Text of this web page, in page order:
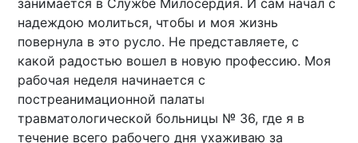
занимается в Службе Милосердия. И сам начал с
надеждою молиться, чтобы и моя жизнь
повернула в это русло. Не представляете, с
какой радостью вошел в новую профессию. Моя
рабочая неделя начинается с
постреанимационной палаты
травматологической больницы № 36, где я в
течение всего рабочего дня ухаживаю за